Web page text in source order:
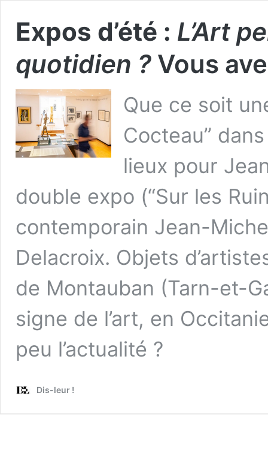
Expos d’été : L’Art
quotidien ? Vous
Que ce soit
Cocteau”
lieux pour
double expo (“Sur les
contemporain Jean-
Delacroix. Objets
de Montauban (Tarn-et-
signe de l’art, en
peu l’actualité ?
Dis-leur !